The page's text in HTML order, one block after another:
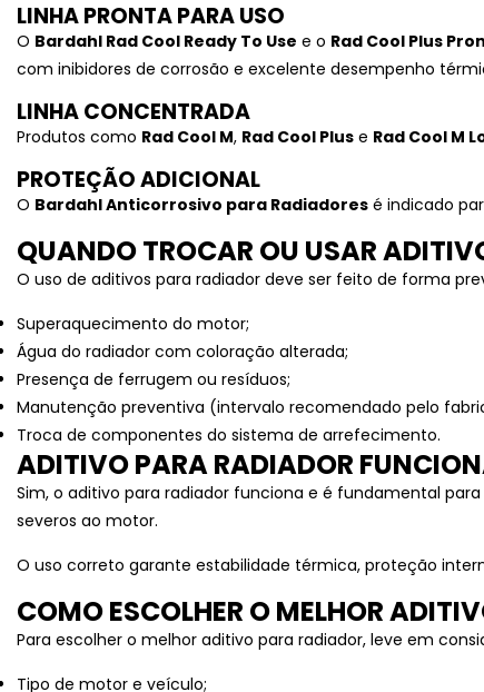
SERVIÇOS
LINHA PRONTA PARA USO
O Bardahl Rad Cool Ready To Use e o Rad Cool Plus
com inibidores de corrosão e excelente desempenho
LINHA CONCENTRADA
Produtos como Rad Cool M, Rad Cool Plus e Rad Cool M
PROTEÇÃO ADICIONAL
O Bardahl Anticorrosivo para Radiadores é indicado
QUANDO TROCAR OU USAR
O uso de aditivos para radiador deve ser feito de forma
Superaquecimento do motor;
Água do radiador com coloração alterada;
Presença de ferrugem ou resíduos;
Manutenção preventiva (intervalo recomendado pelo
Troca de componentes do sistema de arrefecimento.
ADITIVO PARA RADIADOR
Sim, o aditivo para radiador funciona e é fundamental
severos ao motor.
O uso correto garante estabilidade térmica, proteção
COMO ESCOLHER O MELHOR
Para escolher o melhor aditivo para radiador, leve em
Tipo de motor e veículo;